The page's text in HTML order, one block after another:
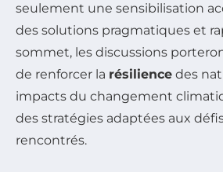
seulement une sensibilisation
des solutions pragmatiques et
sommet, les discussions
de renforcer la résilience des
impacts du changement
des stratégies adaptées aux
rencontrés.